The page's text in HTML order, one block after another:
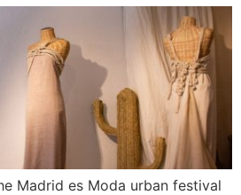
Madrid es Moda urban festival